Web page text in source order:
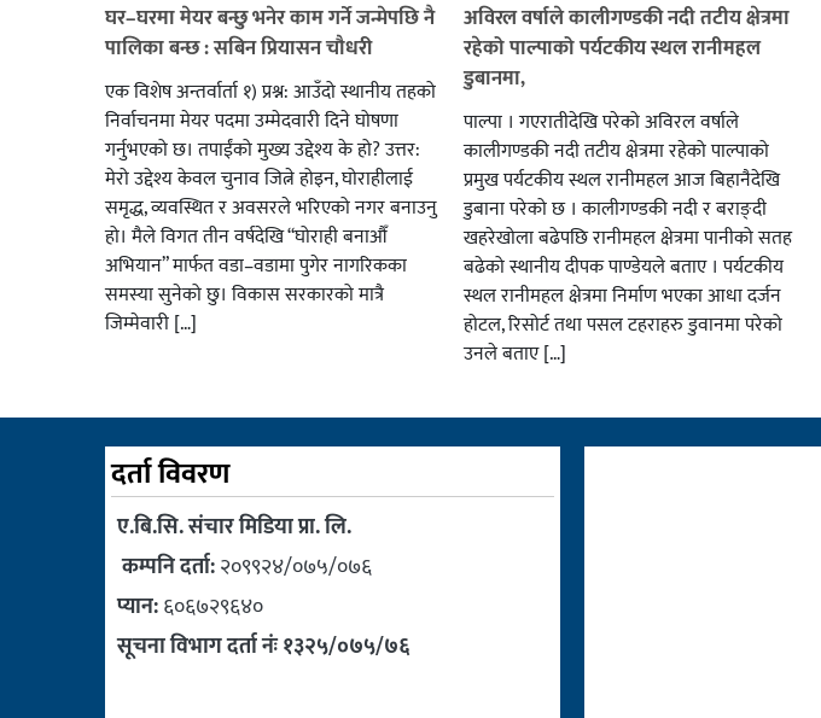
घर–घरमा मेयर बन्छु भनेर काम गर्ने जन्मेपछि नै
पालिका बन्छ : सबिन प्रियासन चौधरी
एक विशेष अन्तर्वार्ता १) प्रश्न: आउँदो स्थानीय तहको
निर्वाचनमा मेयर पदमा उम्मेदवारी दिने घोषणा
गर्नुभएको छ। तपाईंको मुख्य उद्देश्य के हो? उत्तर:
मेरो उद्देश्य केवल चुनाव जित्ने होइन, घोराहीलाई
समृद्ध, व्यवस्थित र अवसरले भरिएको नगर बनाउनु
हो। मैले विगत तीन वर्षदेखि “घोराही बनाऔँ
अभियान” मार्फत वडा–वडामा पुगेर नागरिकका
समस्या सुनेको छु। विकास सरकारको मात्रै
जिम्मेवारी […]
अविरल वर्षाले कालीगण्डकी नदी तटीय क्षेत्रमा
रहेको पाल्पाको पर्यटकीय स्थल रानीमहल
डुबानमा,
पाल्पा । गएरातीदेखि परेको अविरल वर्षाले
कालीगण्डकी नदी तटीय क्षेत्रमा रहेको पाल्पाको
प्रमुख पर्यटकीय स्थल रानीमहल आज बिहानैदेखि
डुबाना परेको छ । कालीगण्डकी नदी र बराङ्दी
खहरेखोला बढेपछि रानीमहल क्षेत्रमा पानीको सतह
बढेको स्थानीय दीपक पाण्डेयले बताए । पर्यटकीय
स्थल रानीमहल क्षेत्रमा निर्माण भएका आधा दर्जन
होटल, रिसोर्ट तथा पसल टहराहरु डुवानमा परेको
उनले बताए […]
दर्ता विवरण
ए.बि.सि. संचार मिडिया प्रा. लि.
कम्पनि दर्ता:२०९९२४/०७५/०७६
प्यान:६०६७२९६४०
सूचना विभाग दर्ता नंः १३२५/०७५/७६